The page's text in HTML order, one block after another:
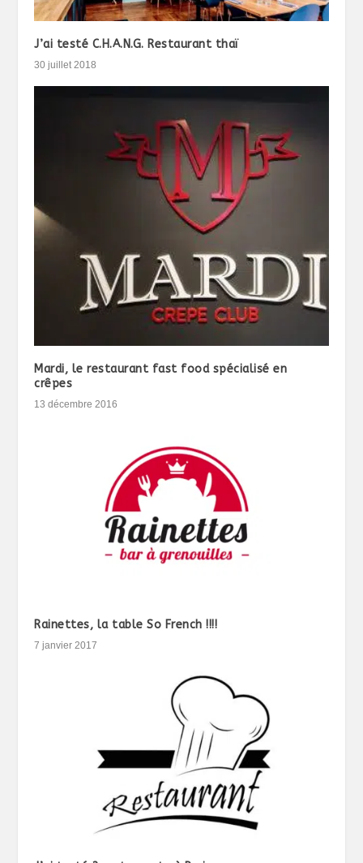
J’ai testé C.H.A.N.G. Restaurant thaï
30 juillet 2018
Mardi, le restaurant fast food spécialisé en
crêpes
13 décembre 2016
Rainettes, la table So French !!!!
7 janvier 2017